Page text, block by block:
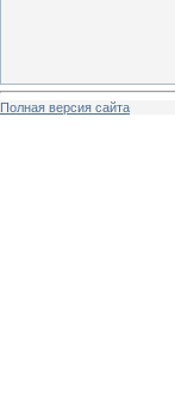
Полная версия сайта